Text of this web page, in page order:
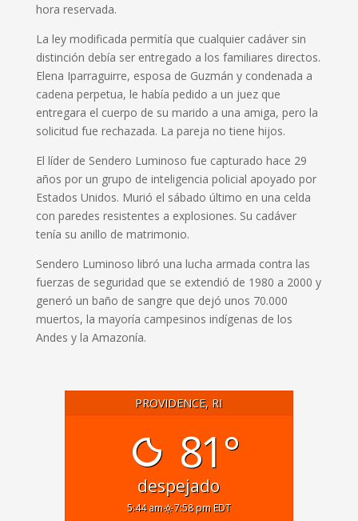
hora reservada.
La ley modificada permitía que cualquier cadáver sin
distinción debía ser entregado a los familiares directos.
Elena Iparraguirre, esposa de Guzmán y condenada a
cadena perpetua, le había pedido a un juez que
entregara el cuerpo de su marido a una amiga, pero la
solicitud fue rechazada. La pareja no tiene hijos.
El líder de Sendero Luminoso fue capturado hace 29
años por un grupo de inteligencia policial apoyado por
Estados Unidos. Murió el sábado último en una celda
con paredes resistentes a explosiones. Su cadáver
tenía su anillo de matrimonio.
Sendero Luminoso libró una lucha armada contra las
fuerzas de seguridad que se extendió de 1980 a 2000 y
generó un baño de sangre que dejó unos 70.000
muertos, la mayoría campesinos indígenas de los
Andes y la Amazonía.
PROVIDENCE, RI
81°
despejado
5:44 am 7:58 pm EDT